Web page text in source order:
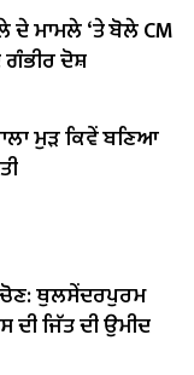
ਦੇ ਮਾਮਲੇ ‘ਤੇ ਬੋਲੇ ​​CM
ਗੰਭੀਰ ਦੋਸ਼
ਮੁੜ ਕਿਵੇਂ ਬਣਿਆ
ਚੋਣ: ਥੁਲਸੇਂਦਰਪੁਰਮ
ਜਿੱਤ ਦੀ ਉਮੀਦ